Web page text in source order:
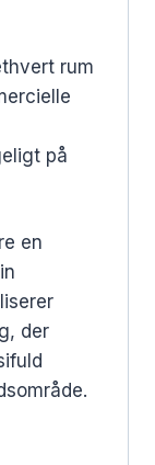
rum
på
en
der